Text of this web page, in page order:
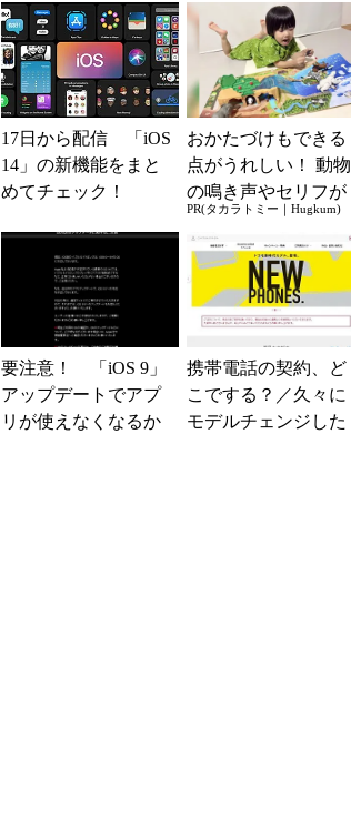
ニア サウンドいっ
ぱい！ ...
17日から配信 「iOS
14」の新機能をまと
めてチェック！
おかたづけもできる
点がうれしい！ 動物
の鳴き声やセリフが
盛りだくさんの「ア
ニア サウンドいっ
ぱい！ ...
PR(タカラトミー｜Hugkum)
要注意！ 「iOS 9」
アップデートでアプ
リが使えなくなるか
携帯電話の契約、ど
こでする？／久々に
モデルチェンジした